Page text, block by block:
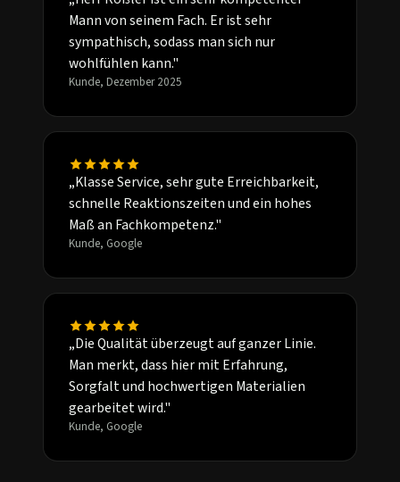
Mann von seinem Fach. Er ist sehr
sympathisch, sodass man sich nur
wohlfühlen kann."
Kunde, Dezember 2025
„Klasse Service, sehr gute Erreichbarkeit,
schnelle Reaktionszeiten und ein hohes
Maß an Fachkompetenz."
Kunde, Google
„Die Qualität überzeugt auf ganzer Linie.
Man merkt, dass hier mit Erfahrung,
Sorgfalt und hochwertigen Materialien
gearbeitet wird."
Kunde, Google